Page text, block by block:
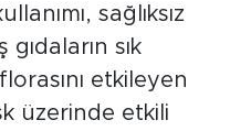
sağlıksız
sık
etkileyen
üzerinde etkili